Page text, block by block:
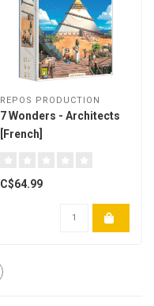
REPOS PRODUCTION
7 Wonders - Architects
[French]
C$64.99